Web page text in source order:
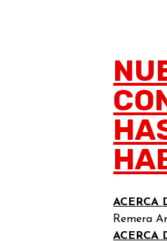
ACERCA
Remera
ACERCA